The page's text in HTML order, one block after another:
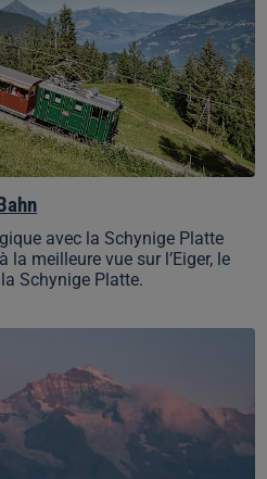
avec la Schynige Platte
la meilleure vue sur l’Eiger, le
Schynige Platte.